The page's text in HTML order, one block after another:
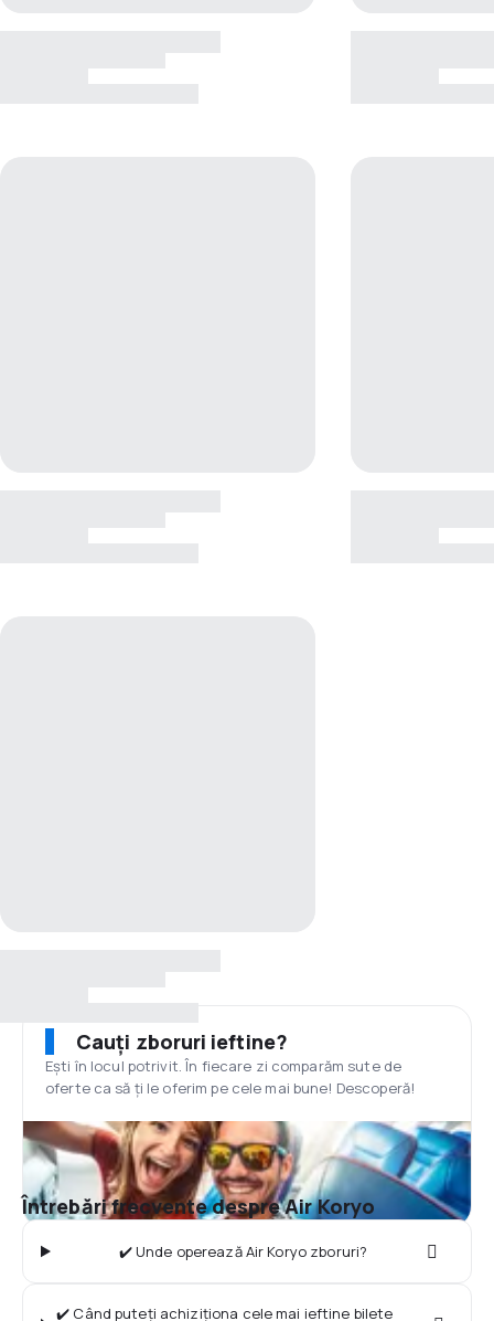
Cauți zboruri ieftine?
Ești în locul potrivit. În fiecare zi comparăm sute de
oferte ca să ți le oferim pe cele mai bune! Descoperă!
Întrebări frecvente despre Air Koryo
✔️ Unde operează Air Koryo zboruri?
✔️ Când puteți achiziționa cele mai ieftine bilete